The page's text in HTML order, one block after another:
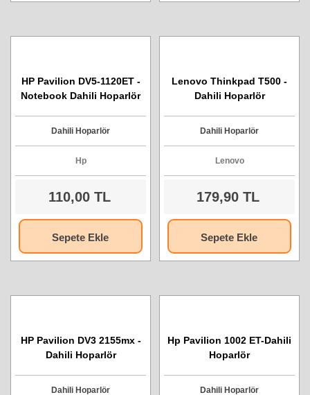
HP Pavilion DV5-1120ET -
Notebook Dahili Hoparlör
Dahili Hoparlör
Hp
110,00 TL
Sepete Ekle
Lenovo Thinkpad T500 -
Dahili Hoparlör
Dahili Hoparlör
Lenovo
179,90 TL
Sepete Ekle
HP Pavilion DV3 2155mx -
Dahili Hoparlör
Dahili Hoparlör
Hp Pavilion 1002 ET-Dahili
Hoparlör
Dahili Hoparlör